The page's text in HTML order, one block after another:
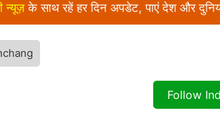
न्यूज़ के साथ रहें हर दिन अपडेट, पाएं देश और
Follow